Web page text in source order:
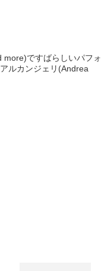
ですばらしいパフォ
ルカンジェリ(Andrea